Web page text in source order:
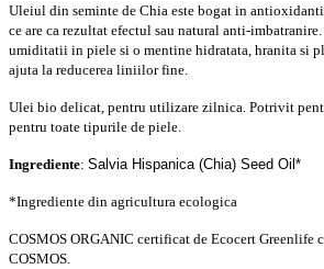
Uleiul din seminte de Chia este bogat in antioxidanti
ce are ca rezultat efectul sau natural anti-
umiditatii in piele si o mentine hidratata, hranita si
ajuta la reducerea liniilor fine.
Ulei bio delicat, pentru utilizare zilnica. Potrivit
pentru toate tipurile de piele.
Ingrediente: Salvia Hispanica (Chia) Seed Oil*
*Ingrediente din agricultura ecologica
COSMOS ORGANIC certificat de Ecocert Greenlife
COSMOS.